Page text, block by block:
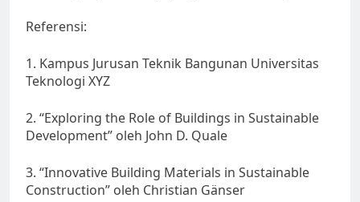
Referensi:
1. Kampus Jurusan Teknik Bangunan Universitas
Teknologi XYZ
2. “Exploring the Role of Buildings in Sustainable
Development” oleh John D. Quale
3. “Innovative Building Materials in Sustainable
Construction” oleh Christian Gänser